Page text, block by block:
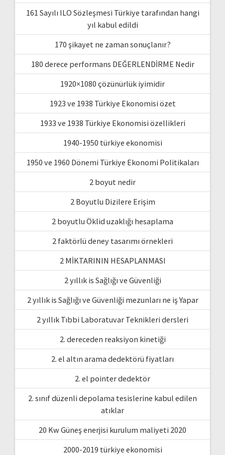
161 Sayılı ILO Sözleşmesi Türkiye tarafından hangi
yıl kabul edildi
170 şikayet ne zaman sonuçlanır?
180 derece performans DEĞERLENDİRME Nedir
1920×1080 çözünürlük iyimidir
1923 ve 1938 Türkiye Ekonomisi özet
1933 ve 1938 Türkiye Ekonomisi özellikleri
1940-1950 türkiye ekonomisi
1950 ve 1960 Dönemi Türkiye Ekonomi Politikaları
2 boyut nedir
2 Boyutlu Dizilere Erişim
2 boyutlu Öklid uzaklığı hesaplama
2 faktörlü deney tasarımı örnekleri
2 MİKTARININ HESAPLANMASI
2 yıllık is Sağlığı ve Güvenliği
2 yıllık is Sağlığı ve Güvenliği mezunları ne iş Yapar
2 yıllık Tıbbi Laboratuvar Teknikleri dersleri
2. dereceden reaksiyon kinetiği
2. el altın arama dedektörü fiyatları
2. el pointer dedektör
2. sınıf düzenli depolama tesislerine kabul edilen
atıklar
20 Kw Güneş enerjisi kurulum maliyeti 2020
2000-2019 türkiye ekonomisi